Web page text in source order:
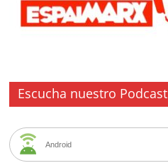
Escucha nuestro Podcast
Android